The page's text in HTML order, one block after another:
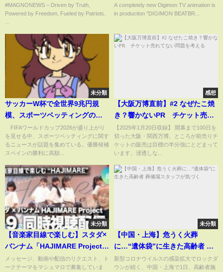
Investment Forum in Riyadh,
Saudi Arabia
#MAGNONEWS – Driven by Truth,
Powered by Freedom, Fueled by Patriots.
2025.
A completely new Digimon TV animation is
in production "DIGIMON BEATBR...
未分類
サッカーW杯で全世界9兆円規
模、スポーツベッティングの是
非 日本には違法な海外ベッティ
ング“6兆円市場”「仕組みで対応
を」「楽しみ方が増える」と導
FIFAワールドカップ2026が盛り上がり
を見せる中、スポーツベッティングに関す
るニュースが話題を集めている。優勝候補
スペインの勝利に高額...
感想
【大阪万博直前】#2 なぜたこ焼
き？響かないPR チケット売れ
てない問題を考える
【2025年1月20日収録】 開幕まで100日を
切った大阪・関西万博。ところが前売りチ
ケットの販売は目標の半分強にとどまって
います。浸透しな...
未分類
【音楽家目線で楽しむ】スタダ×
バンナム「HAJIMARE Project」
#9 同時視聴配信！！
メッセージ、動画や配信のリクエスト、ト
ークテーマをマシュマロで募集していま
未分類
【中国・上海】危うく火葬
に…“遺体袋”に生きた高齢者 葬
儀場スタッフが気づく
新型コロナウイルスの感染拡大でロックダ
ウンが続く、中国・上海で1日、高齢者施